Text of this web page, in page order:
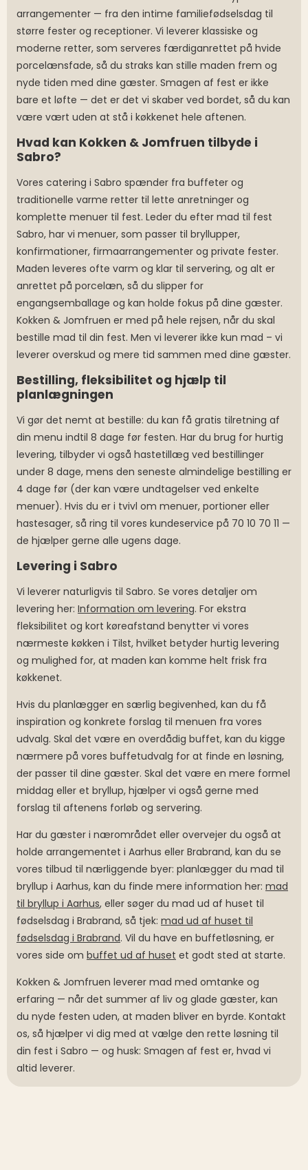
arrangementer — fra den intime familiefødselsdag til
større fester og receptioner. Vi leverer klassiske og
moderne retter, som serveres færdiganrettet på hvide
porcelænsfade, så du straks kan stille maden frem og
nyde tiden med dine gæster. Smagen af fest er ikke
bare et løfte — det er det vi skaber ved bordet, så du kan
være vært uden at stå i køkkenet hele aftenen.
Hvad kan Kokken & Jomfruen tilbyde i
Sabro?
Vores catering i Sabro spænder fra buffeter og
traditionelle varme retter til lette anretninger og
komplette menuer til fest. Leder du efter mad til fest
Sabro, har vi menuer, som passer til bryllupper,
konfirmationer, firmaarrangementer og private fester.
Maden leveres ofte varm og klar til servering, og alt er
anrettet på porcelæn, så du slipper for
engangsemballage og kan holde fokus på dine gæster.
Kokken & Jomfruen er med på hele rejsen, når du skal
bestille mad til din fest. Men vi leverer ikke kun mad – vi
leverer overskud og mere tid sammen med dine gæster.
Bestilling, fleksibilitet og hjælp til
planlægningen
Vi gør det nemt at bestille: du kan få gratis tilretning af
din menu indtil 8 dage før festen. Har du brug for hurtig
levering, tilbyder vi også hastetillæg ved bestillinger
under 8 dage, mens den seneste almindelige bestilling er
4 dage før (der kan være undtagelser ved enkelte
menuer). Hvis du er i tvivl om menuer, portioner eller
hastesager, så ring til vores kundeservice på 70 10 70 11 —
de hjælper gerne alle ugens dage.
Levering i Sabro
Vi leverer naturligvis til Sabro. Se vores detaljer om
levering her: Information om levering. For ekstra
fleksibilitet og kort køreafstand benytter vi vores
nærmeste køkken i Tilst, hvilket betyder hurtig levering
og mulighed for, at maden kan komme helt frisk fra
køkkenet.
Hvis du planlægger en særlig begivenhed, kan du få
inspiration og konkrete forslag til menuen fra vores
udvalg. Skal det være en overdådig buffet, kan du kigge
nærmere på vores buffetudvalg for at finde en løsning,
der passer til dine gæster. Skal det være en mere formel
middag eller et bryllup, hjælper vi også gerne med
forslag til aftenens forløb og servering.
Har du gæster i nærområdet eller overvejer du også at
holde arrangementet i Aarhus eller Brabrand, kan du se
vores tilbud til nærliggende byer: planlægger du mad til
bryllup i Aarhus, kan du finde mere information her: mad
til bryllup i Aarhus, eller søger du mad ud af huset til
fødselsdag i Brabrand, så tjek: mad ud af huset til
fødselsdag i Brabrand. Vil du have en buffetløsning, er
vores side om buffet ud af huset et godt sted at starte.
Kokken & Jomfruen leverer mad med omtanke og
erfaring — når det summer af liv og glade gæster, kan
du nyde festen uden, at maden bliver en byrde. Kontakt
os, så hjælper vi dig med at vælge den rette løsning til
din fest i Sabro — og husk: Smagen af fest er, hvad vi
altid leverer.